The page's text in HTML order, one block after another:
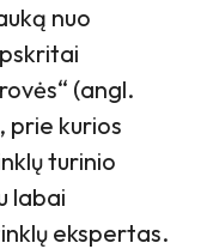
nuo
(angl.
prie kurios
turinio
labai
ekspertas.